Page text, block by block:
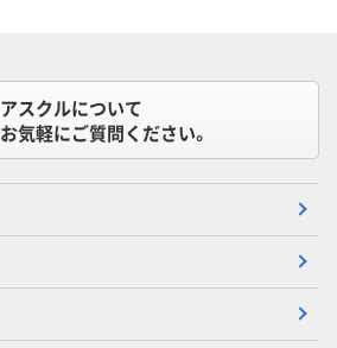
アスクルについて
お気軽にご質問ください。